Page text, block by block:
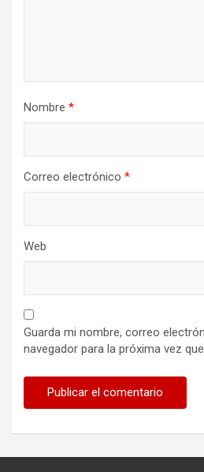
Nombre *
Correo electrónico *
Web
Guarda mi nombre, correo
navegador para la próxima vez